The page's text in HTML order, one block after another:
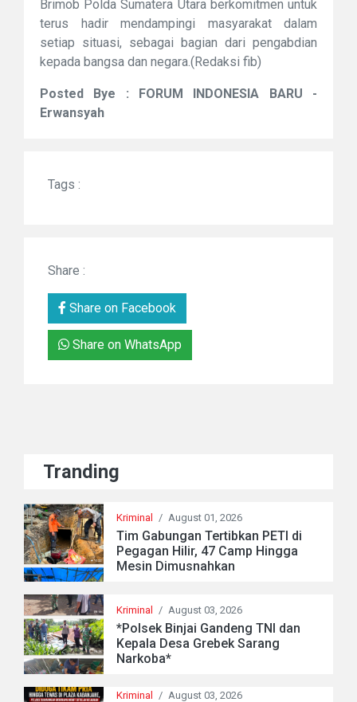
Brimob Polda Sumatera Utara berkomitmen untuk
terus hadir mendampingi masyarakat dalam
setiap situasi, sebagai bagian dari pengabdian
kepada bangsa dan negara.(Redaksi fib)
Posted Bye : FORUM INDONESIA BARU -
Erwansyah
Tags :
Share :
Share on Facebook
Share on WhatsApp
Tranding
Kriminal / August 01, 2026
Tim Gabungan Tertibkan PETI di
Pegagan Hilir, 47 Camp Hingga
Mesin Dimusnahkan
Kriminal / August 03, 2026
*Polsek Binjai Gandeng TNI dan
Kepala Desa Grebek Sarang
Narkoba*
Kriminal / August 03, 2026